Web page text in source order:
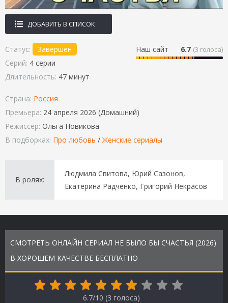
ДОБАВИТЬ В СПИСОК
Наш сайт 6.7 (3 голоса)
Статус:
Завершен
Серий: 4 серии
Длительность: 47 минут
Страна: Россия
Премьера: 24 апреля 2026 (Домашний)
Режиссёр: Ольга Новикова
В подборках: Про любовь / Женские сериалы
В ролях:
Людмила Свитова, Юрий Сазонов,
Екатерина Радченко, Григорий Некрасов
СМОТРЕТЬ ОНЛАЙН СЕРИАЛ НЕ БЫЛО БЫ СЧАСТЬЯ (2026)
В ХОРОШЕМ КАЧЕСТВЕ БЕСПЛАТНО
6.7/10 (3 голоса)